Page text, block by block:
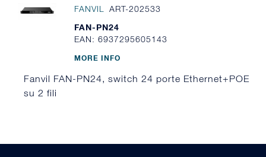
FANVIL
ART-202533
FAN-PN24
EAN: 6937295605143
MORE INFO
Fanvil FAN-PN24, switch 24 porte Ethernet+POE
su 2 fili